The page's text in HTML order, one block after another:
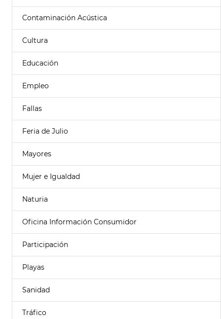
Contaminación Acústica
Cultura
Educación
Empleo
Fallas
Feria de Julio
Mayores
Mujer e Igualdad
Naturia
Oficina Información Consumidor
Participación
Playas
Sanidad
Tráfico